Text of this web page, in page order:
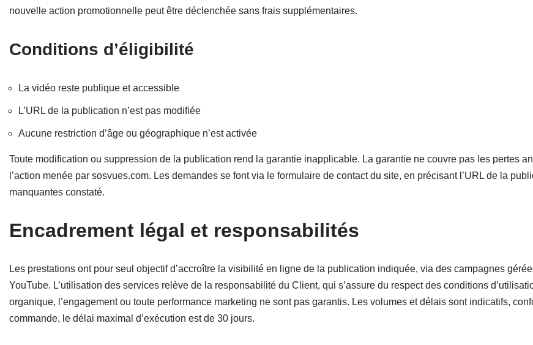
nouvelle action promotionnelle peut être déclenchée sans frais supplémentaires.
Conditions d’éligibilité
La vidéo reste publique et accessible
L’URL de la publication n’est pas modifiée
Aucune restriction d’âge ou géographique n’est activée
Toute modification ou suppression de la publication rend la garantie inapplicable. La garantie ne couvre pas les pertes
l’action menée par sosvues.com. Les demandes se font via le formulaire de contact du site, en précisant l’URL de la
manquantes constaté.
Encadrement légal et responsabilités
Les prestations ont pour seul objectif d’accroître la visibilité en ligne de la publication indiquée, via des campagnes
YouTube. L’utilisation des services relève de la responsabilité du Client, qui s’assure du respect des conditions
organique, l’engagement ou toute performance marketing ne sont pas garantis. Les volumes et délais sont indicatifs,
commande, le délai maximal d’exécution est de 30 jours.